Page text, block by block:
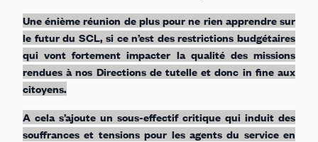
Une énième réunion de plus pour ne rien apprendre sur
le futur du SCL, si ce n’est des restrictions budgétaires
qui vont fortement impacter la qualité des missions
rendues à nos Directions de tutelle et donc in fine aux
citoyens.
A cela s’ajoute un sous-effectif critique qui induit des
souffrances et tensions pour les agents du service en